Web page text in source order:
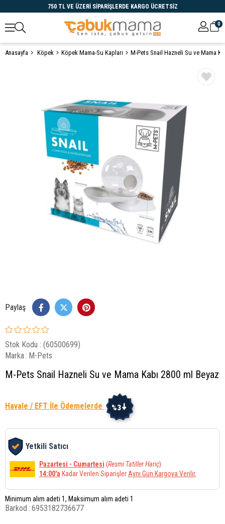
750 TL VE ÜZERİ SİPARİŞLERDE KARGO ÜCRETSİZ
0
Anasayfa Köpek Köpek Mama-Su Kapları M-Pets Snail Hazneli Su ve Mama
Paylaş
Stok Kodu
(60500699)
Marka: M-Pets
M-Pets Snail Hazneli Su ve Mama Kabı 2800 ml Beyaz
Havale / EFT İle Ödemelerde %3
Yetkili Satıcı
Pazartesi - Cumartesi (Resmi Tatiller Hariç)
14:00'a Kadar Verilen Siparişler Aynı Gün Kargoya Verilir.
Minimum alım adeti 1, Maksimum alım adeti 1
Barkod : 6953182736677
Öne Çıkanlar